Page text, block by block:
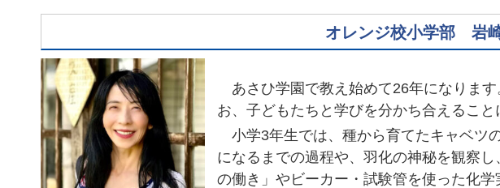
オレンジ校小学部 岩
あさひ学園で教え始めて26年になりま
お、子どもたちと学びを分かち合えること
小学3年生では、種から育てたキャベツ
になるまでの過程や、羽化の神秘を観察
の働き」やビーカー・試験管を使った化